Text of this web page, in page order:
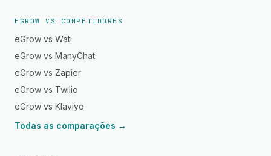
EGROW VS COMPETIDORES
eGrow vs Wati
eGrow vs ManyChat
eGrow vs Zapier
eGrow vs Twilio
eGrow vs Klaviyo
Todas as comparações →